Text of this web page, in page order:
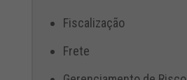
Fiscalização
Frete